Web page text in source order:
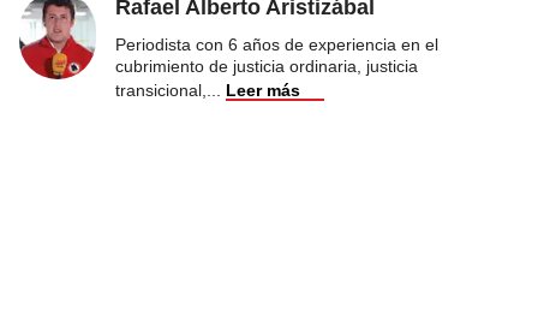
Rafael Alberto Aristizábal
Periodista con 6 años de experiencia en el
cubrimiento de justicia ordinaria, justicia
transicional,
Leer más